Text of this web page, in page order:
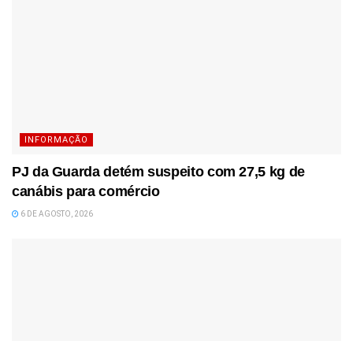
INFORMAÇÃO
PJ da Guarda detém suspeito com 27,5 kg de
canábis para comércio
6 DE AGOSTO, 2026